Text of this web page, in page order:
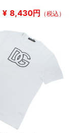
¥ 8,430円 （税込）